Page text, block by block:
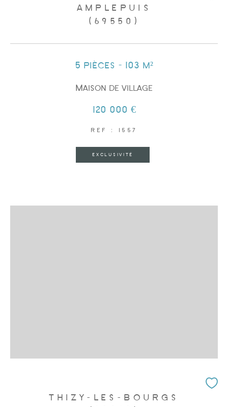
AMPLEPUIS
(69550)
5 pièces - 103 m²
Maison de village
120 000 €
REF : 1557
EXCLUSIVITÉ
THIZY-LES-BOURGS